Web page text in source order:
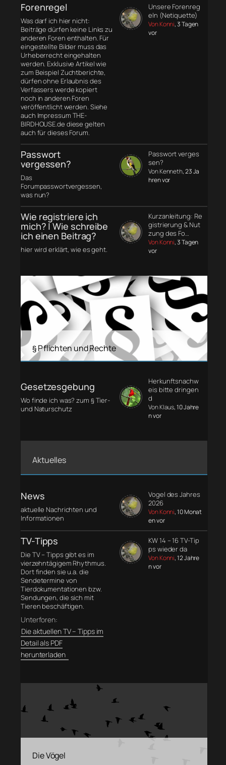
Forenregel
Was darf ich hier nicht:
Beiträge dürfen keine Links zu
anderen Foren enthalten. Für
eingestellte Bilder muss das
Urheberrecht eingehalten
werden. Exklusive Artikel wie
zum Beispiel Zuchtberichte,
dürfen ohne Erlaubnis des
Verfassers werde kopiert
noch in anderen Foren
veröffentlicht werden. Siehe
auch Impressum THE-
BIRDHOUSE.de diese gelten
auch für dieses Forum.
Unsere Forenreg
eln (Netiquette)
Von Konni, 3 Tagen
vor
Passwort
vergessen?
Das
Forumpasswortvergessen,
was nun?
Passwort verges
sen?
Von Kenneth, 23 Ja
hren vor
Wie registriere ich
mich? | Wie schreibe
ich einen Beitrag?
hier wird erklärt, wie es geht.
Kurzanleitung: Re
gistrierung & Nut
zung des Fo…
Von Konni, 3 Tagen
vor
§ Pflichten und Rechte
Gesetzesgebung
Wo finde ich was? zum § Tier-
und Naturschutz
Herkunftsnachw
eis bitte dringen
d
Von Klaus, 10 Jahre
n vor
Aktuelles
News
aktuelle Nachrichten und
Informationen
Vogel des Jahres
2026
Von Konni, 10 Monat
en vor
TV-Tipps
Die TV – Tipps gibt es im
vierzehntägigem Rhythmus.
Dort finden sie u.a. die
Sendetermine von
Tierdokumentationen bzw.
Sendungen, die sich mit
Tieren beschäftigen.
Unterforen:
Die aktuellen TV – Tipps im
Detail als PDF
herunterladen
KW 14 – 16 TV-Tip
ps wieder da
Von Konni, 12 Jahre
n vor
Die Vögel